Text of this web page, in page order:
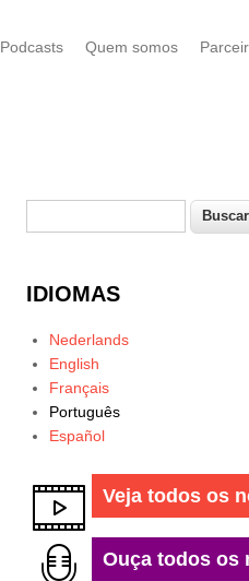
Podcasts Quem somos
Formulário de
IDIOMAS
Nederlands
English
Français
Português
Español
Veja todos os
Ouça todos os